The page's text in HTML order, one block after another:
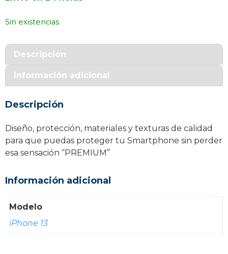
Sin existencias
Descripción
Información adicional
Descripción
Diseño, protección, materiales y texturas de calidad
para que puedas proteger tu Smartphone sin perder
esa sensación “PREMIUM”
Información adicional
Modelo
iPhone 13